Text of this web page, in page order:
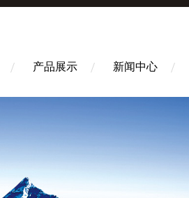
产品展示 新闻中心